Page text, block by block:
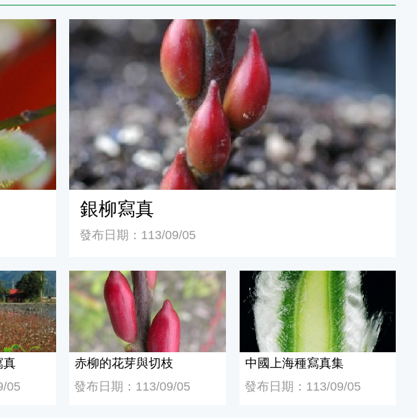
銀柳寫真
銀柳寫真
發布日期：113/09/05
真
05
赤柳的花芽與切枝
赤柳的花芽與切枝
發布日期：113/09/05
中國上海種寫真集
中國上海種寫真集
發布日期：113/09/05